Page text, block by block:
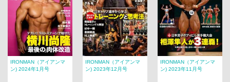
IRONMAN（アイアンマ
ン) 2024年1月号
IRONMAN（アイアンマ
ン) 2023年12月号
IRONMAN（アイアンマ
ン) 2023年11月号